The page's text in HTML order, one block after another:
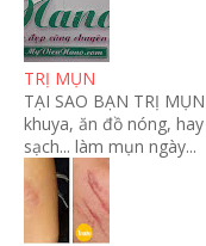
TRỊ MỤN
TẠI SAO BẠN TRỊ
khuya, ăn đồ nóng,
sạch... làm mụn ngày...